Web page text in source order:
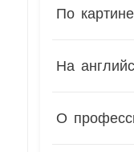
По картине
На
О